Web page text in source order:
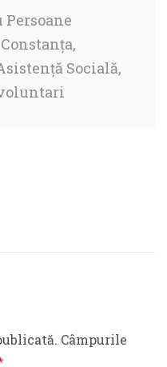
Constanța,
Socială,
Câmpurile